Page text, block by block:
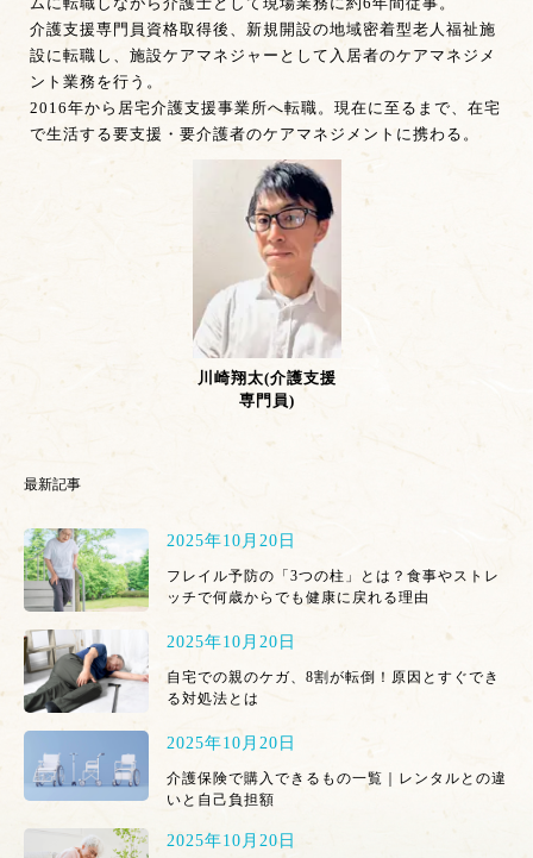
介護支援専門員資格取得後、新規開設の地域密着型老人福祉施
設に転職し、施設ケアマネジャーとして入居者のケアマネジメ
ント業務を行う。
2016年から居宅介護支援事業所へ転職。現在に至るまで、在宅
で生活する要支援・要介護者のケアマネジメントに携わる。
川崎翔太(介護支援
専門員)
最新記事
2025年10月20日
フレイル予防の「3つの柱」とは？食事やストレ
ッチで何歳からでも健康に戻れる理由
2025年10月20日
自宅での親のケガ、8割が転倒！原因とすぐでき
る対処法とは
2025年10月20日
介護保険で購入できるもの一覧｜レンタルとの違
いと自己負担額
2025年10月20日